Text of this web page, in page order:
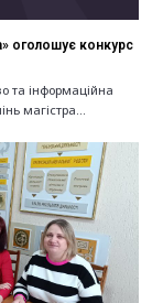
оголошує конкурс
та інформаційна
магістра…